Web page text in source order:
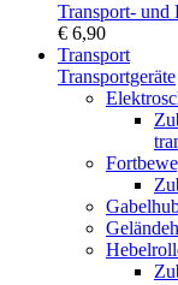
Transport- und
€ 6,90
Transport
Transportgeräte